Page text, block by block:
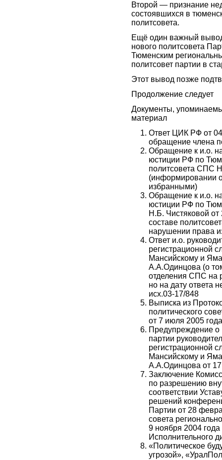
Второй — признание
состоявшихся в
политсовета.
Ещё один важный
нового политсовета
Тюменским
политсовет партии в
Этот вывод позже
Продолжение следует
Документы,
материал
Ответ ЦИК РФ от
обращение члена
Обращение к и.о.
юстиции РФ по
политсовета СПС
(информировании
избранными)
Обращение к и.о.
юстиции РФ по
Н.Б. Чистяковой
составе
нарушении права
Ответ и.о.
регистрационной
Мансийскому и
А.А.Одинцова (о
отделения СПС на
но на дату ответа
исх.03-17/848
Выписка из
политического
от 7 июля 2005
Предупреждение о
партии
регистрационной
Мансийскому и
А.А.Одинцова от
Заключение
по разрешению
соответствии
решений
Партии от 28
совета
9 ноября 2004 года
Исполнительного
«Политическое
угрозой»,